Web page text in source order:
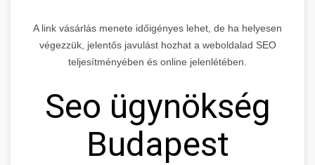
A link vásárlás menete időigényes lehet, de ha helyesen
végezzük, jelentős javulást hozhat a weboldalad SEO
teljesítményében és online jelenlétében.
Seo ügynökség
Budapest